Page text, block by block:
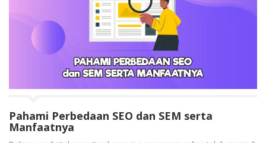
Pahami Perbedaan SEO dan SEM serta
Manfaatnya